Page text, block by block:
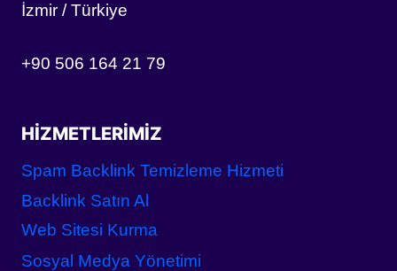
İzmir / Türkiye
+90 506 164 21 79
HIZMETLERIMIZ
Spam Backlink Temizleme Hizmeti
Backlink Satın Al
Web Sitesi Kurma
Sosyal Medya Yönetimi